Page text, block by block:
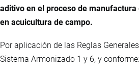
aditivo en el proceso de
en acuicultura de campo.
Por aplicación de las Reglas
Sistema Armonizado 1 y 6, y conforme: